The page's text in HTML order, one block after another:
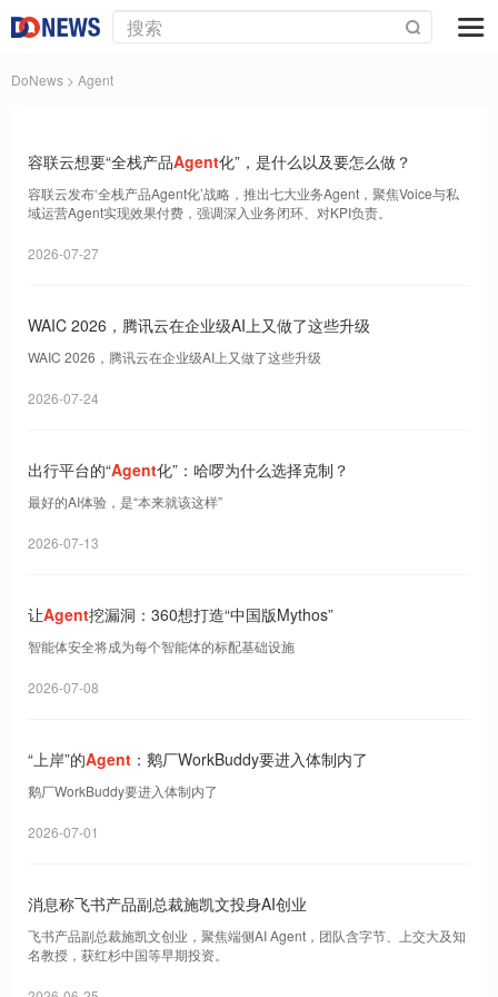
DoNews > Agent
容联云想要“全栈产品Agent化”，是什么以及要怎么做？
容联云发布‘全栈产品Agent化’战略，推出七大业务Agent，聚焦Voice与私
域运营Agent实现效果付费，强调深入业务闭环、对KPI负责。
2026-07-27
WAIC 2026，腾讯云在企业级AI上又做了这些升级
WAIC 2026，腾讯云在企业级AI上又做了这些升级
2026-07-24
出行平台的“Agent化”：哈啰为什么选择克制？
最好的AI体验，是“本来就该这样”
2026-07-13
让Agent挖漏洞：360想打造“中国版Mythos”
智能体安全将成为每个智能体的标配基础设施
2026-07-08
“上岸”的Agent ：鹅厂WorkBuddy要进入体制内了
鹅厂WorkBuddy要进入体制内了
2026-07-01
消息称飞书产品副总裁施凯文投身AI创业
飞书产品副总裁施凯文创业，聚焦端侧AI Agent，团队含字节、上交大及知
名教授，获红杉中国等早期投资。